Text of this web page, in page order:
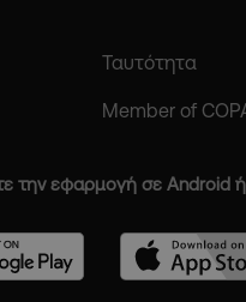
Ταυτότητα
Member of
την εφαρμογή σε Android ή